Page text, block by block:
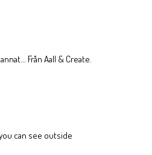
Från Aall & Create.
can see outside